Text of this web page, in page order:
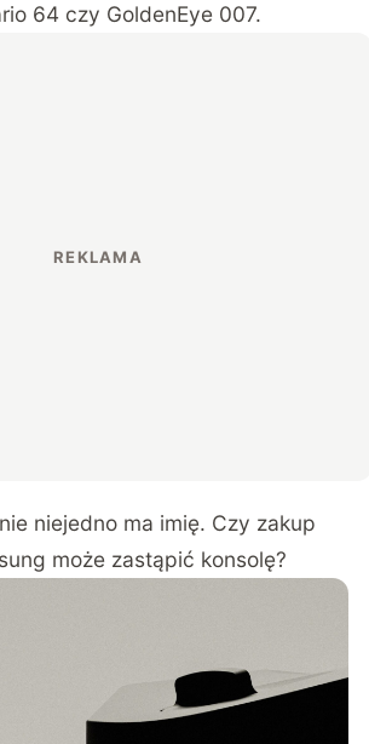
64 czy GoldenEye 007.
niejedno ma imię. Czy zakup
może zastąpić konsolę?